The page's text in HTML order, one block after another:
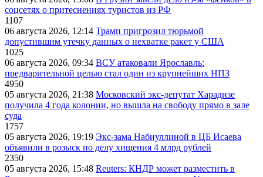
соцсетях о притеснениях туристов из РФ
1107
06 августа 2026, 12:14 Трамп пригрозил тюрьмой
допустившим утечку данных о нехватке ракет у США
1025
06 августа 2026, 09:34 ВСУ атаковали Ярославль:
предварительной целью стал один из крупнейших НПЗ
4950
05 августа 2026, 21:38 Московский экс-депутат Харадизе
получила 4 года колонии, но вышла на свободу прямо в зале
суда
1757
05 августа 2026, 19:19 Экс-зама Набиуллиной в ЦБ Исаева
объявили в розыск по делу хищения 4 млрд рублей
2350
05 августа 2026, 15:48 Reuters: КНДР может разместить в